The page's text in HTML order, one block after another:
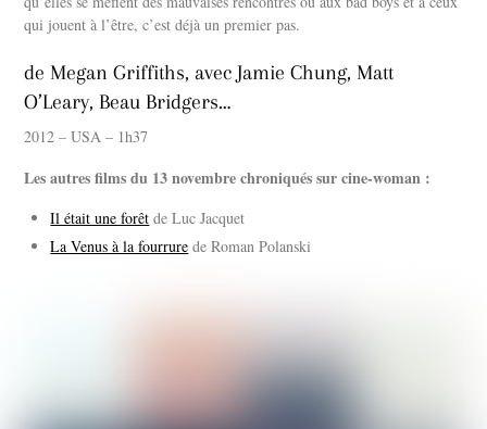
qui jouent à l’être, c’est déjà un premier pas.
de Megan Griffiths, avec Jamie Chung, Matt
O’Leary, Beau Bridgers…
2012 – USA – 1h37
Les autres films du 13 novembre chroniqués sur cine-woman :
Il était une forêt de Luc Jacquet
La Venus à la fourrure de Roman Polanski